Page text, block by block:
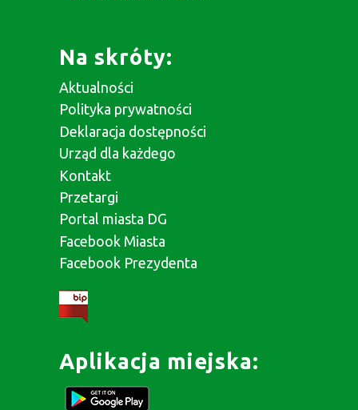
Na skróty:
Aktualności
Polityka prywatności
Deklaracja dostępności
Urząd dla każdego
Kontakt
Przetargi
Portal miasta DG
Facebook Miasta
Facebook Prezydenta
Aplikacja miejska: